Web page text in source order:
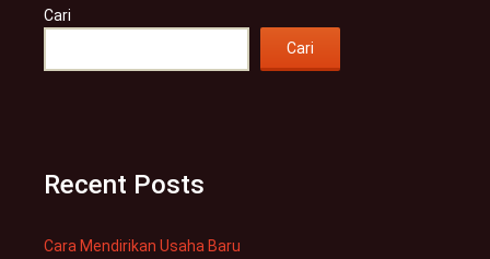
Cari
Cari
Recent Posts
Cara Mendirikan Usaha Baru